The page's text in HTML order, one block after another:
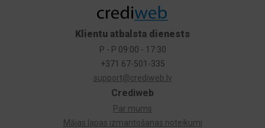
Crediweb
Par mums
Mājas lapas izmantošanas noteikumi
Klientu atbalsta dienests
P - P 09:00 - 17:30
+371 67-501-335
support@crediweb.lv